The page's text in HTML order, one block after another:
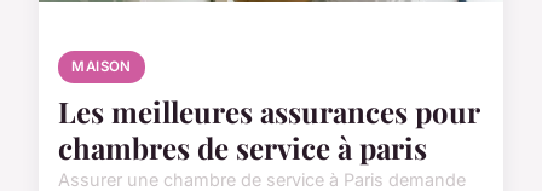
MAISON
Les meilleures assurances pour
chambres de service à paris
Assurer une chambre de service à Paris demande